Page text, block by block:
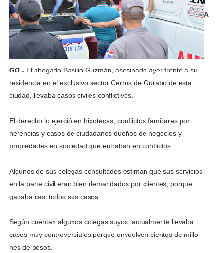
A
GO.- El abogado Basilio Guz­mán, asesinado ayer fren­te a su
residencia en el ex­clusivo sector Cerros de Gurabo de esta
ciudad, llevaba casos civiles con­flictivos.
El derecho lo ejerció en hipotecas, conflictos fami­liares por
herencias y ca­sos de ciudadanos dueños de negocios y
propiedades en sociedad que entraban en conflictos.
Algunos de sus colegas consultados estiman que sus servicios
en la parte ci­vil eran bien demandados por clientes, porque
gana­ba casi todos sus casos.
Según cuentan algu­nos colegas suyos, actual­mente llevaba
casos muy controversiales porque en­vuelven cientos de millo­
nes de pesos.